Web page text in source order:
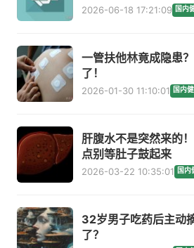
2026-06-18 17:21:09 国内
一管扶他林竟成隐患
了！
2026-01-30 11:10:01 国内
肝腹水不是突然来的
点别等肚子鼓起来
2026-03-22 10:35:01 国内
32岁男子吃药后主动
了？